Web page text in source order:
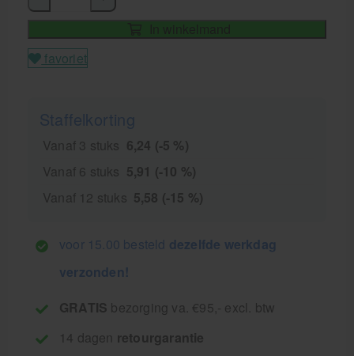
In winkelmand
favoriet
Staffelkorting
Vanaf 3 stuks 6,24 (-5 %)
Vanaf 6 stuks 5,91 (-10 %)
Vanaf 12 stuks 5,58 (-15 %)
voor 15.00 besteld dezelfde werkdag
verzonden!
GRATIS bezorging va. €95,- excl. btw
14 dagen retourgarantie